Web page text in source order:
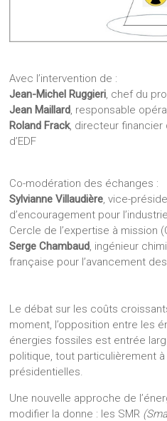
Avec l’intervention de :
Jean-Michel Ruggieri, chef du
Jean Maillard, responsable
Roland Frack, directeur financier
d’EDF
Co-modération des échanges :
Sylvianne Villaudière, vice-
d’encouragement pour
Cercle de l’expertise à mission
Serge Chambaud, ingénieur
française pour l’avancement
Le débat sur les coûts
moment, l’opposition entre les
énergies fossiles est entrée
politique, tout particulièrement
présidentielles.
Une nouvelle approche de
modifier la donne : les SMR